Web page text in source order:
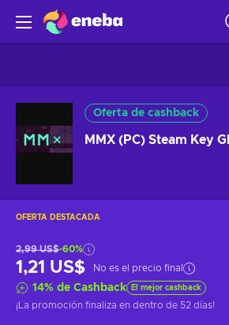
Oferta de cashback
MMX (PC) Steam Key
OFERTA DESTACADA
2,99 US$-60%
1,21 US$ No es el precio final
14% de Cashback El mejor cashback
¡La promoción finaliza en dentro de 52 días!